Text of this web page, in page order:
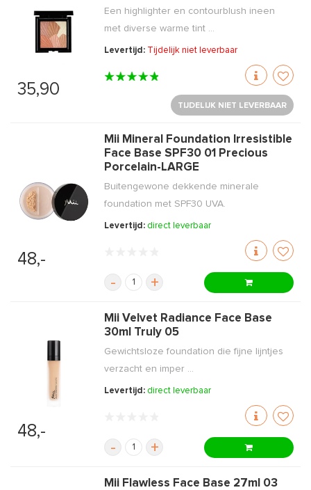
35,90
Een highlighter en contourblush ineen
met diverse warme tint ...
Levertijd: Tijdelijk niet leverbaar
TIJDELIJK NIET LEVERBAAR
48,-
Mii Mineral Foundation Irresistible
Face Base SPF30 01 Precious
Porcelain-LARGE
Buitengewone dekkende minerale
foundation met SPF30 UVA.
Levertijd: direct leverbaar
- +
48,-
Mii Velvet Radiance Face Base
30ml Truly 05
Gewichtsloze foundation die fijne lijntjes
verzacht en imper ...
Levertijd: direct leverbaar
- +
Mii Flawless Face Base 27ml 03